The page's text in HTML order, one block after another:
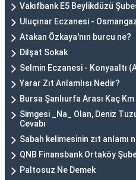
Vakıfbank E5 Beylikdüzü
Uluçınar Eczanesi -
Atakan Özkaya'nın burcu ne?
Dilşat Sokak
Selmin Eczanesi - Konyaaltı
Yarar Zıt Anlamlısı Nedir?
Bursa Şanlıurfa Arası Kaç Km
Simgesi _Na_ Olan, Deniz
Cevabı
Sabah kelimesinin zıt anlamı
QNB Finansbank Ortaköy
Paltosuz Ne Demek